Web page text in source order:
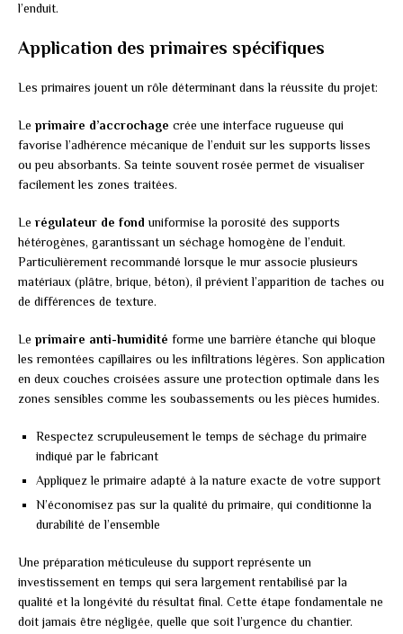
l’enduit.
Application des primaires spécifiques
Les primaires jouent un rôle déterminant dans la réussite du projet:
Le primaire d’accrochage crée une interface rugueuse qui
favorise l’adhérence mécanique de l’enduit sur les supports lisses
ou peu absorbants. Sa teinte souvent rosée permet de visualiser
facilement les zones traitées.
Le régulateur de fond uniformise la porosité des supports
hétérogènes, garantissant un séchage homogène de l’enduit.
Particulièrement recommandé lorsque le mur associe plusieurs
matériaux (plâtre, brique, béton), il prévient l’apparition de taches ou
de différences de texture.
Le primaire anti-humidité forme une barrière étanche qui bloque
les remontées capillaires ou les infiltrations légères. Son application
en deux couches croisées assure une protection optimale dans les
zones sensibles comme les soubassements ou les pièces humides.
Respectez scrupuleusement le temps de séchage du primaire
indiqué par le fabricant
Appliquez le primaire adapté à la nature exacte de votre support
N’économisez pas sur la qualité du primaire, qui conditionne la
durabilité de l’ensemble
Une préparation méticuleuse du support représente un
investissement en temps qui sera largement rentabilisé par la
qualité et la longévité du résultat final. Cette étape fondamentale ne
doit jamais être négligée, quelle que soit l’urgence du chantier.